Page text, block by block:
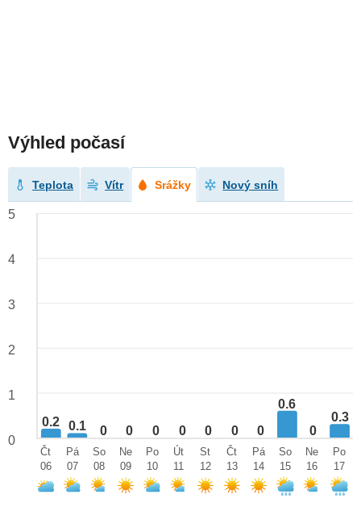
Výhled počasí
Teplota Vítr Srážky Nový sníh
0.2 0.1 0 0 0 0 0 0 0
0.6
0
0.3
5
4
3
2
1
0
Čt
06
Pá
07
So
08
Ne
09
Po
10
Út
11
St
12
Čt
13
Pá
14
So
15
Ne
16
Po
17